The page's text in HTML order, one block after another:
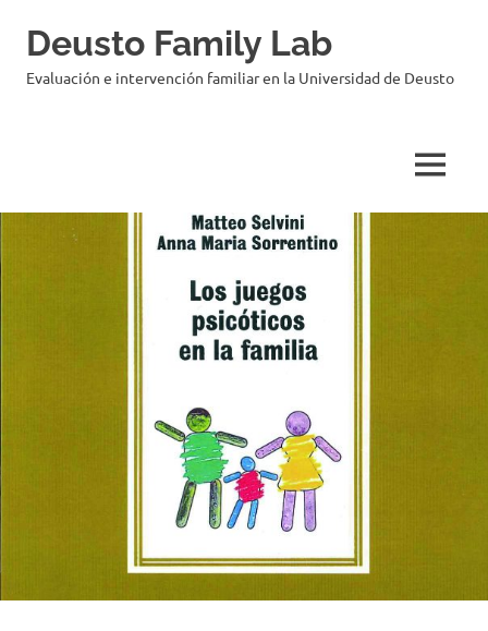
Deusto Family Lab
Evaluación e intervención familiar en la Universidad de Deusto
MENÚ